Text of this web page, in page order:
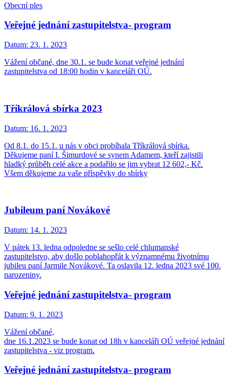
Obecní ples
Veřejné jednání zastupitelstva- program
Datum: 23. 1. 2023
Vážení občané, dne 30.1. se bude konat veřejné jednání
zastupitelstva od 18:00 hodin v kanceláři OÚ.
Tříkrálová sbírka 2023
Datum: 16. 1. 2023
Od 8.1. do 15.1. u nás v obci probíhala Tříkrálová sbírka.
Děkujeme paní I. Šimurdové se synem Adamem, kteří zajistili
hladký průběh celé akce a podařilo se jim vybrat 12 602,- Kč.
Všem děkujeme za vaše příspěvky do sbírky
Jubileum paní Novákové
Datum: 14. 1. 2023
V pátek 13. ledna odpoledne se sešlo celé chlumanské
zastupitelstvo, aby došlo poblahopřát k významnému životnímu
jubileu paní Jarmile Novákové. Ta oslavila 12. ledna 2023 své 100.
narozeniny.
Veřejné jednání zastupitelstva- program
Datum: 9. 1. 2023
Vážení občané,
dne 16.1.2023 se bude konat od 18h v kanceláři OÚ veřejné jednání
zastupitelstva - viz program.
Veřejné jednání zastupitelstva- program